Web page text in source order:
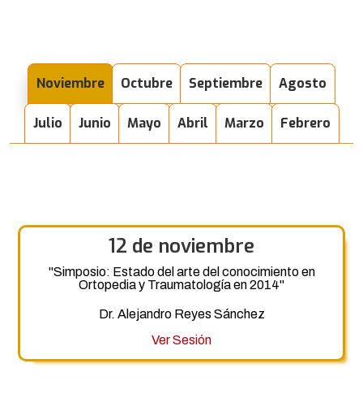
Noviembre Octubre Septiembre Agosto
Julio Junio Mayo Abril Marzo Febrero
12 de noviembre
"Simposio: Estado del arte del conocimiento en
Ortopedia y Traumatología en 2014"
Dr. Alejandro Reyes Sánchez
Ver Sesión